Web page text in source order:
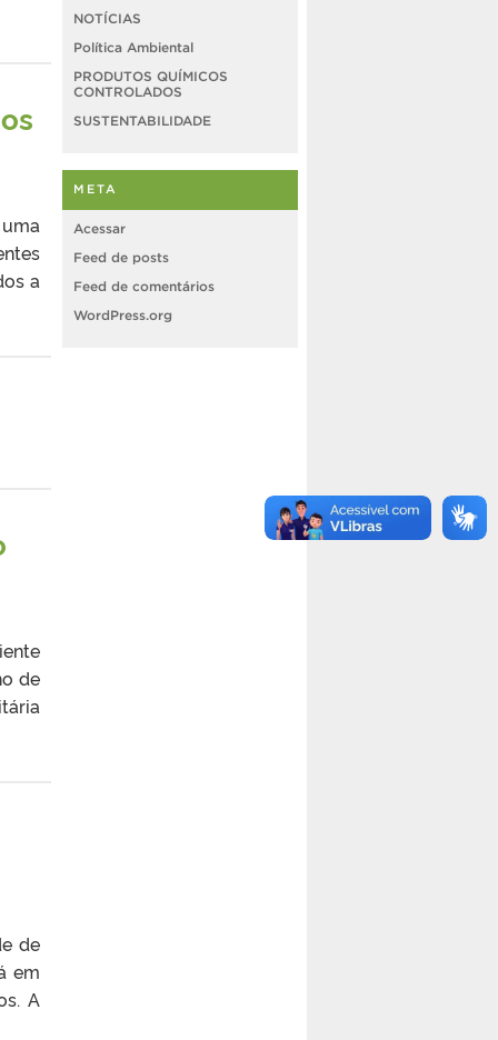
a
de
de
em
A
NOTÍCIAS
Política Ambiental
PRODUTOS QUÍMICOS
CONTROLADOS
SUSTENTABILIDADE
META
Acessar
Feed de posts
Feed de comentários
WordPress.org